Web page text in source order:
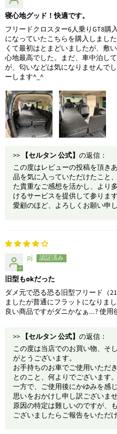
寝心地グッド！快適です。
フリードクロスター6人乗りGT8購
になっていたこちらを購入しまし
くて最初はとまどいましたが、敷
心地最高でした。まだ、車中泊し
が、匂いなどは気になりませんで
ーします^_^
>> 【セルタン 公式】 の返信：
この度はレビューの投稿を頂き
品を気に入っていただけたこと
た貴重なご感想を活かし、より
けるサービスを提供して参りま
愛顧のほど、よろしくお願い申し
pj
旧型もokだった
ダメ元で恐る恐る旧型フリード（
ましたが普通にフラットになりまし
良い商品ですがダニかなぁ...? 使
>> 【セルタン 公式】 の返信：
この度は当店でのお買い物、そ
がとうございます。
お手持ちのお車でご使用いただ
とのこと、何よりでございます。
一方で、ご使用後にかゆみを感
思いをおかけし申し訳ございませ
原因の特定は難しいのですが、
ございましたらご報告をいただ